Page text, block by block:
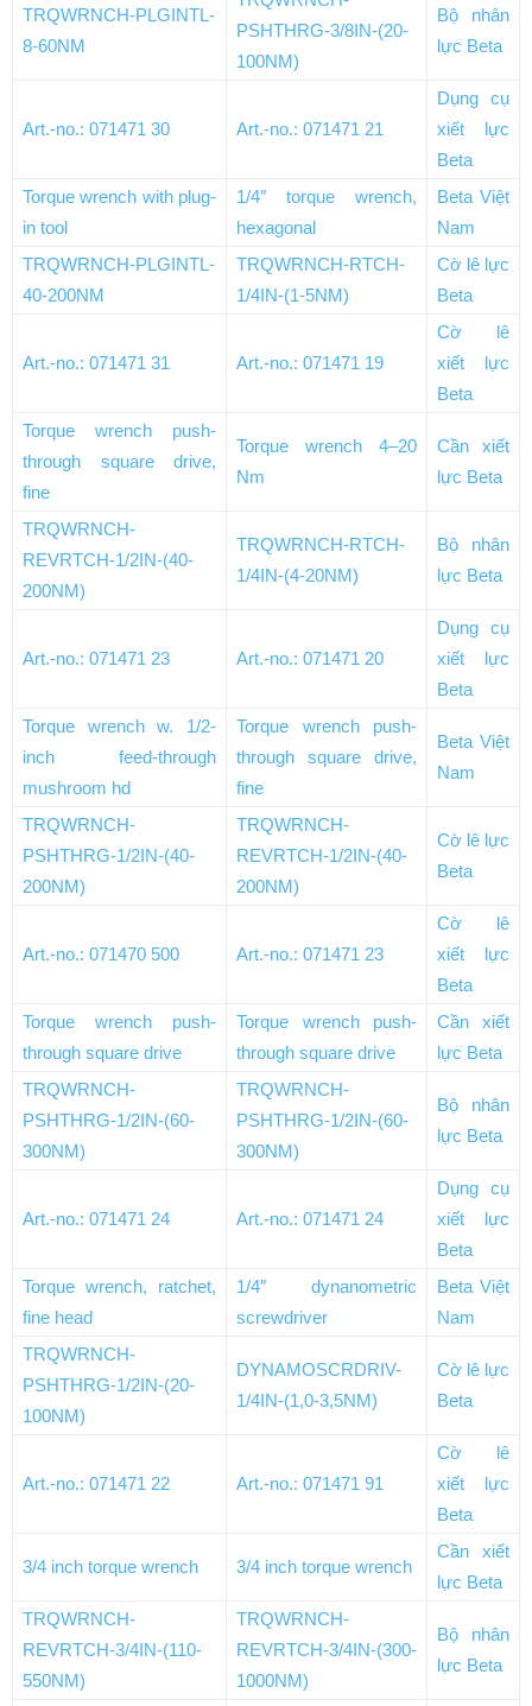
TRQWRNCH-PLGINTL-
8-60NM
PSHTHRG-3/8IN-(20-
100NM)
Bộ nhân
lực Beta
Art.-no.: 071471 30 Art.-no.: 071471 21
Dụng cụ
xiết lực
Beta
Torque wrench with plug-
in tool
1/4″ torque wrench,
hexagonal
Beta Việt
Nam
TRQWRNCH-PLGINTL-
40-200NM
TRQWRNCH-RTCH-
1/4IN-(1-5NM)
Cờ lê lực
Beta
Art.-no.: 071471 31 Art.-no.: 071471 19
Cờ lê
xiết lực
Beta
Torque wrench push-
through square drive,
fine
Torque wrench 4–20
Nm
Cần xiết
lực Beta
TRQWRNCH-
REVRTCH-1/2IN-(40-
200NM)
TRQWRNCH-RTCH-
1/4IN-(4-20NM)
Bộ nhân
lực Beta
Art.-no.: 071471 23 Art.-no.: 071471 20
Dụng cụ
xiết lực
Beta
Torque wrench w. 1/2-
inch feed-through
mushroom hd
Torque wrench push-
through square drive,
fine
Beta Việt
Nam
TRQWRNCH-
PSHTHRG-1/2IN-(40-
200NM)
TRQWRNCH-
REVRTCH-1/2IN-(40-
200NM)
Cờ lê lực
Beta
Art.-no.: 071470 500 Art.-no.: 071471 23
Cờ lê
xiết lực
Beta
Torque wrench push-
through square drive
Torque wrench push-
through square drive
Cần xiết
lực Beta
TRQWRNCH-
PSHTHRG-1/2IN-(60-
300NM)
TRQWRNCH-
PSHTHRG-1/2IN-(60-
300NM)
Bộ nhân
lực Beta
Art.-no.: 071471 24 Art.-no.: 071471 24
Dụng cụ
xiết lực
Beta
Torque wrench, ratchet,
fine head
1/4″ dynanometric
screwdriver
Beta Việt
Nam
TRQWRNCH-
PSHTHRG-1/2IN-(20-
100NM)
DYNAMOSCRDRIV-
1/4IN-(1,0-3,5NM)
Cờ lê lực
Beta
Art.-no.: 071471 22 Art.-no.: 071471 91
Cờ lê
xiết lực
Beta
3/4 inch torque wrench 3/4 inch torque wrench
Cần xiết
lực Beta
TRQWRNCH-
REVRTCH-3/4IN-(110-
550NM)
TRQWRNCH-
REVRTCH-3/4IN-(300-
1000NM)
Bộ nhân
lực Beta